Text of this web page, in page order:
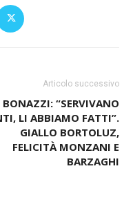
Articolo successivo
BONAZZI: “SERVIVANO
LI ABBIAMO FATTI”.
GIALLO BORTOLUZ,
FELICITÀ MONZANI E
BARZAGHI